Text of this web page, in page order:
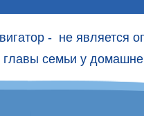
- не является
главы семьи у